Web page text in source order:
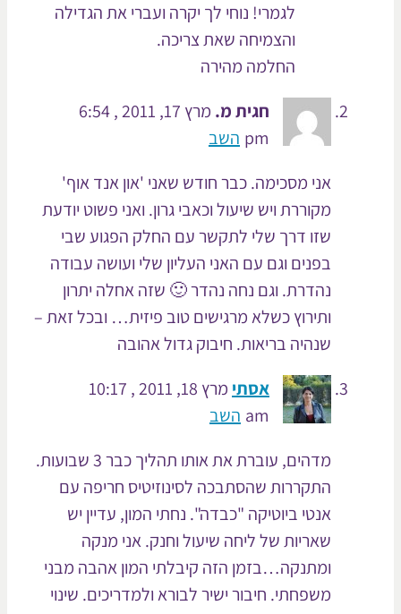
לגמרי! נוחי לך יקרה ועברי את הגדילה
והצמיחה שאת צריכה.
החלמה מהירה
חגית מ.
מרץ 17, 2011 , 6:54
pm
השב
אני מסכימה. כבר חודש שאני 'און אנד אוף'
מקוררת ויש שיעול וכאבי גרון. ואני פשוט יודעת
שזו דרך שלי לתקשר עם החלק הפגוע שבי
בפנים וגם עם האני העליון שלי ועושה עבודה
נהדרת. וגם נחה נהדר 🙂 שזה אחלה יתרון
ותירוץ כשלא מרגישים טוב פיזית… ובכל זאת –
שנהיה בריאות. חיבוק גדול אהובה
אסתי
מרץ 18, 2011 , 10:17
amהשב
מדהים, עוברת את אותו תהליך כבר 3 שבועות.
התקררות שהסתבכה לסינוזיטיס חריפה עם
אנטי ביוטיקה "כבדה". נחתי המון, עדיין יש
שאריות של ליחה שיעול וחנק. אני מנקה
ומתנקה…בזמן הזה קיבלתי המון אהבה מבני
משפחתי. חיבור ישיר לבורא ולמדריכים. שינוי